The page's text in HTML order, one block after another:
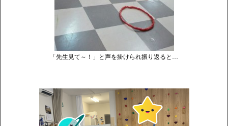
「先生見て～！」と声を掛けられ振り返ると…